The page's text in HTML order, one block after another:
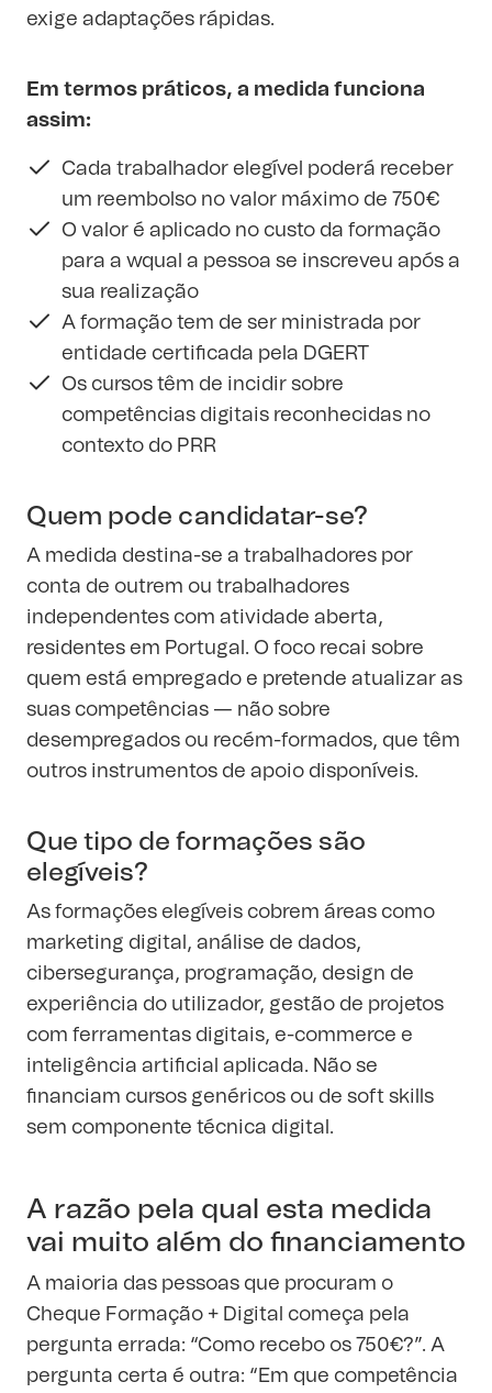
exige adaptações rápidas.
Em termos práticos, a medida funciona
assim:
Cada trabalhador elegível poderá receber
um reembolso no valor máximo de 750€
O valor é aplicado no custo da formação
para a wqual a pessoa se inscreveu após a
sua realização
A formação tem de ser ministrada por
entidade certificada pela DGERT
Os cursos têm de incidir sobre
competências digitais reconhecidas no
contexto do PRR
Quem pode candidatar-se?
A medida destina-se a trabalhadores por
conta de outrem ou trabalhadores
independentes com atividade aberta,
residentes em Portugal. O foco recai sobre
quem está empregado e pretende atualizar as
suas competências — não sobre
desempregados ou recém-formados, que têm
outros instrumentos de apoio disponíveis.
Que tipo de formações são
elegíveis?
As formações elegíveis cobrem áreas como
marketing digital, análise de dados,
cibersegurança, programação, design de
experiência do utilizador, gestão de projetos
com ferramentas digitais, e-commerce e
inteligência artificial aplicada. Não se
financiam cursos genéricos ou de soft skills
sem componente técnica digital.
A razão pela qual esta medida
vai muito além do financiamento
A maioria das pessoas que procuram o
Cheque Formação + Digital começa pela
pergunta errada: “Como recebo os 750€?”. A
pergunta certa é outra: “Em que competência